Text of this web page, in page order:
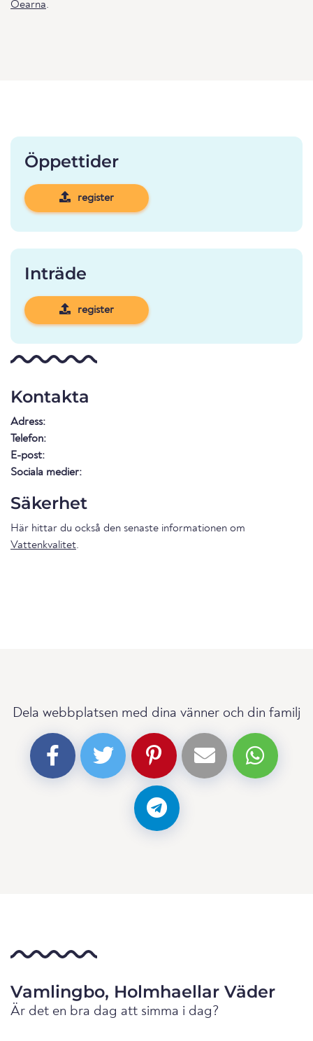
Oearna.
Öppettider
register
Inträde
register
Kontakta
Adress:
Telefon:
E-post:
Sociala medier:
Säkerhet
Här hittar du också den senaste informationen om
Vattenkvalitet.
Dela webbplatsen med dina vänner och din familj
Vamlingbo, Holmhaellar Väder
Är det en bra dag att simma i dag?